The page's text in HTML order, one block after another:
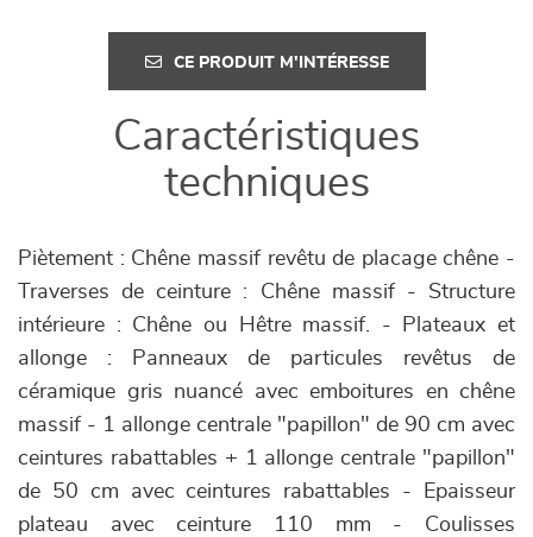
CE PRODUIT M'INTÉRESSE
Caractéristiques
techniques
Piètement : Chêne massif revêtu de placage chêne -
Traverses de ceinture : Chêne massif - Structure
intérieure : Chêne ou Hêtre massif. - Plateaux et
allonge : Panneaux de particules revêtus de
céramique gris nuancé avec emboitures en chêne
massif - 1 allonge centrale "papillon" de 90 cm avec
ceintures rabattables + 1 allonge centrale "papillon"
de 50 cm avec ceintures rabattables - Epaisseur
plateau avec ceinture 110 mm - Coulisses